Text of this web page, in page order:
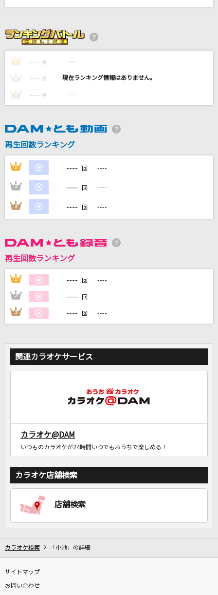
Orangestar feat.IA
怪獣の花唄
[生音]HOT LIMIT
OxT
カラオケ最新情報をチェック！
1 ---- 点 ----
---- 点 ----
3 ---- 点 ----
再生回数ランキング
1 ---- 回 ----
2 ---- 回 ----
3 ---- 回 ----
再生回数ランキング
1 ---- 回 ----
2 ---- 回 ----
3 ---- 回 ----
関連カラオケサービス
カラオケ@DAM
いつものカラオケが24時間いつでもおうちで楽しめる！
カラオケ店舗検索
店舗検索
カラオケ検索 「小池」の詳細
サイトマップ
お問い合わせ